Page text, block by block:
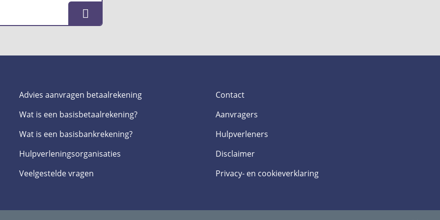
Advies aanvragen betaalrekening
Wat is een basis­betaalrekening?
Wat is een basis­bankrekening?
Hulpverlenings­organisaties
Veelgestelde­ vragen
Contact
Aanvragers
Hulpverleners
Disclaimer
Privacy- en cookieverklaring